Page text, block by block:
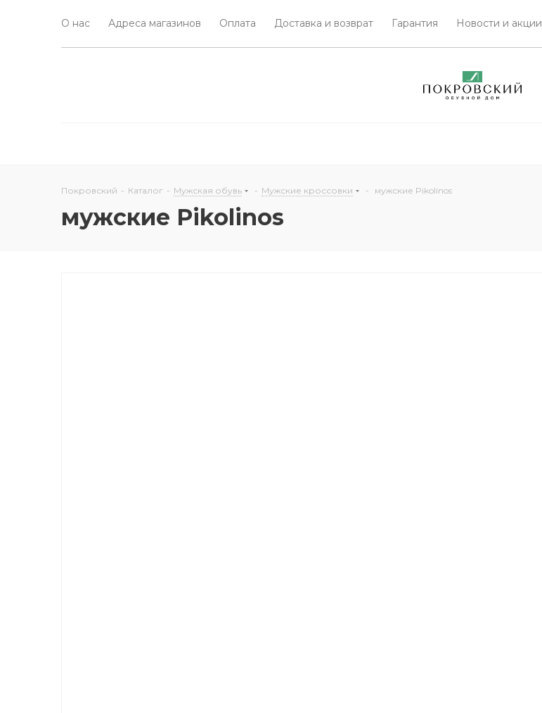
О нас Адреса магазинов Оплата Доставка и возврат Гарантия Новости и акции
Покровский - Каталог - Мужская обувь - Мужские кроссовки - мужские Pikolinos
мужские Pikolinos